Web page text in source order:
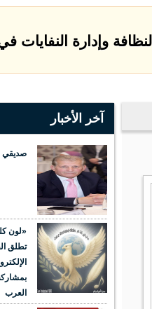
آخر الأخبار
صديقي
«لون
تطلق
العرب